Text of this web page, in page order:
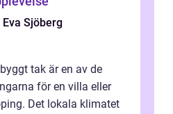
Eva Sjöberg
tak är en av de
för en villa eller
Det lokala klimatet